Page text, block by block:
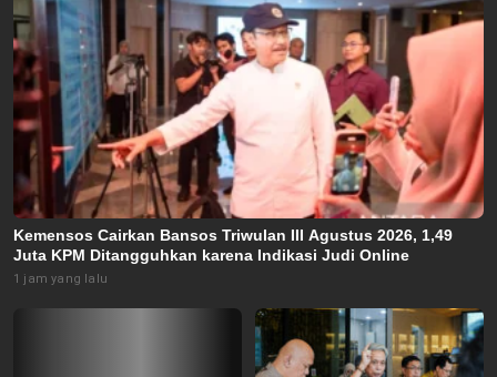
Kemensos Cairkan Bansos Triwulan III Agustus 2026, 1,49
Juta KPM Ditangguhkan karena Indikasi Judi Online
1 jam yang lalu